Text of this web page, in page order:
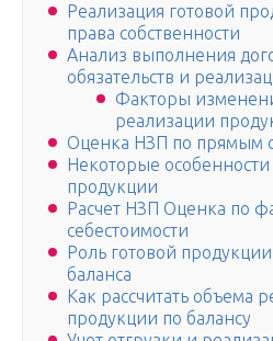
Реализация готовой
права собственности
Анализ выполнения
обязательств и
Факторы
реализации
Оценка НЗП по прямым
Некоторые особенности
продукции
Расчет НЗП Оценка по
себестоимости
Роль готовой
баланса
Как рассчитать объема
продукции по балансу